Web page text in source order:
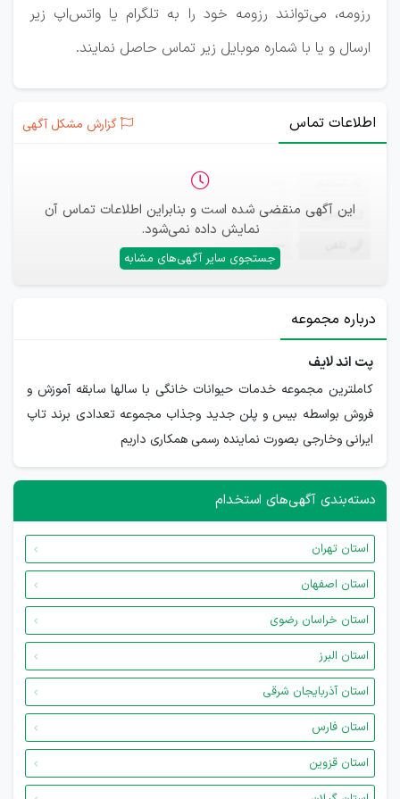
رزومه، می‌توانند رزومه خود را به تلگرام یا واتس‌اپ زیر
ارسال و یا با شماره موبایل زیر تماس حاصل نمایند.
اطلاعات تماس گزارش مشکل آگهی
این آگهی منقضی شده است و بنابراین اطلاعات تماس آن
نمایش داده نمی‌شود.
جستجوی سایر آگهی‌های مشابه
ایمیل —
—
درباره مجموعه
پت اند لایف
کاملترین مجموعه خدمات حیوانات خانگی با سالها سابقه آموزش و
فروش بواسطه بیس و پلن جدید وجذاب مجموعه تعدادی برند تاپ
ایرانی وخارجی بصورت نماینده رسمی همکاری داریم
دسته‌بندی آگهی‌های استخدام
استان تهران
استان اصفهان
استان خراسان رضوی
استان البرز
استان آذربایجان شرقی
استان فارس
استان قزوین